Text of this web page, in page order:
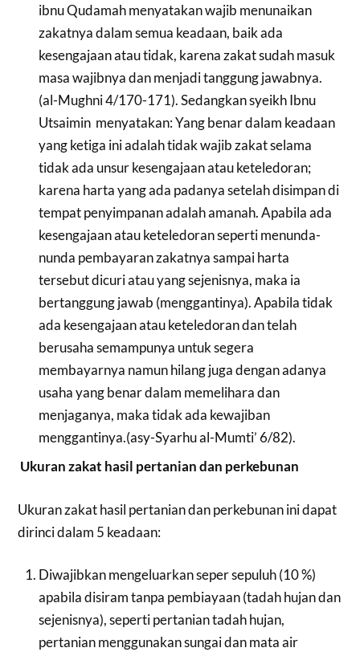
ibnu Qudamah menyatakan wajib menunaikan
zakatnya dalam semua keadaan, baik ada
kesengajaan atau tidak, karena zakat sudah masuk
masa wajibnya dan menjadi tanggung jawabnya.
(al-Mughni 4/170-171). Sedangkan syeikh Ibnu
Utsaimin menyatakan: Yang benar dalam keadaan
yang ketiga ini adalah tidak wajib zakat selama
tidak ada unsur kesengajaan atau keteledoran;
karena harta yang ada padanya setelah disimpan di
tempat penyimpanan adalah amanah. Apabila ada
kesengajaan atau keteledoran seperti menunda-
nunda pembayaran zakatnya sampai harta
tersebut dicuri atau yang sejenisnya, maka ia
bertanggung jawab (menggantinya). Apabila tidak
ada kesengajaan atau keteledoran dan telah
berusaha semampunya untuk segera
membayarnya namun hilang juga dengan adanya
usaha yang benar dalam memelihara dan
menjaganya, maka tidak ada kewajiban
menggantinya.(asy-Syarhu al-Mumti’ 6/82).
Ukuran zakat hasil pertanian dan perkebunan
Ukuran zakat hasil pertanian dan perkebunan ini dapat
dirinci dalam 5 keadaan:
Diwajibkan mengeluarkan seper sepuluh (10 %)
apabila disiram tanpa pembiayaan (tadah hujan dan
sejenisnya), seperti pertanian tadah hujan,
pertanian menggunakan sungai dan mata air